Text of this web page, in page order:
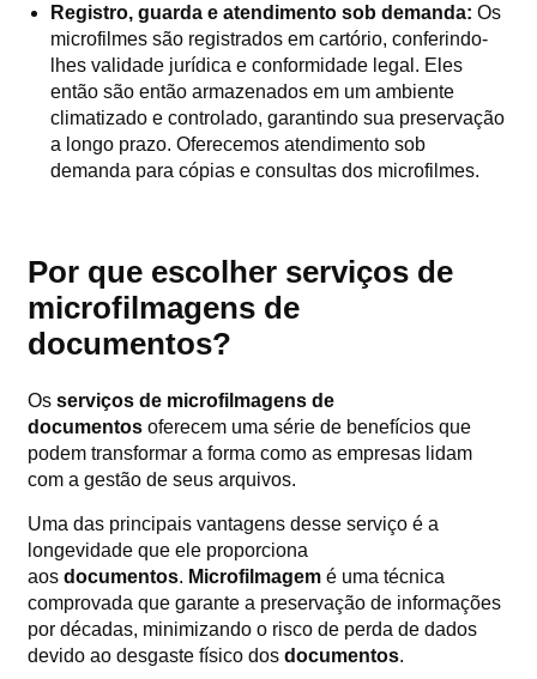
Registro, guarda e atendimento sob demanda: Os
microfilmes são registrados em cartório, conferindo-
lhes validade jurídica e conformidade legal. Eles
então são então armazenados em um ambiente
climatizado e controlado, garantindo sua preservação
a longo prazo. Oferecemos atendimento sob
demanda para cópias e consultas dos microfilmes.
Por que escolher serviços de
microfilmagens de
documentos?
Os serviços de microfilmagens de
documentos oferecem uma série de benefícios que
podem transformar a forma como as empresas lidam
com a gestão de seus arquivos.
Uma das principais vantagens desse serviço é a
longevidade que ele proporciona
aos documentos. Microfilmagem é uma técnica
comprovada que garante a preservação de informações
por décadas, minimizando o risco de perda de dados
devido ao desgaste físico dos documentos.